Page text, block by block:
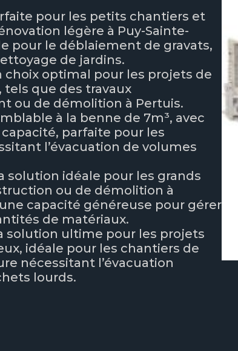
pour les petits chantiers et
légère à Puy-Sainte-
pour le déblaiement de gravats,
de jardins.
choix optimal pour les projets de
que des travaux
ou de démolition à Pertuis.
à la benne de 7m³, avec
parfaite pour les
l’évacuation de volumes
solution idéale pour les grands
ou de démolition à
capacité généreuse pour gérer
de matériaux.
solution ultime pour les projets
idéale pour les chantiers de
nécessitant l’évacuation
lourds.